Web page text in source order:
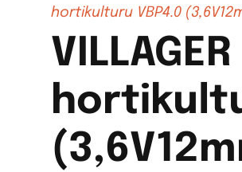
hortikulturu VBP4.0